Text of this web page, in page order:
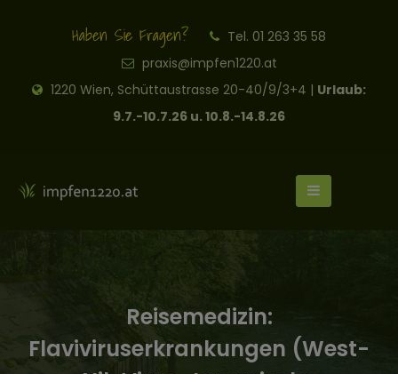
Haben Sie Fragen?
Tel. 01 263 35 58
praxis@impfen1220.at
1220 Wien, Schüttaustrasse 20-40/9/3+4 | Urlaub:
9.7.-10.7.26 u. 10.8.-14.8.26
Reisemedizin:
Flaviviruserkrankungen (West-